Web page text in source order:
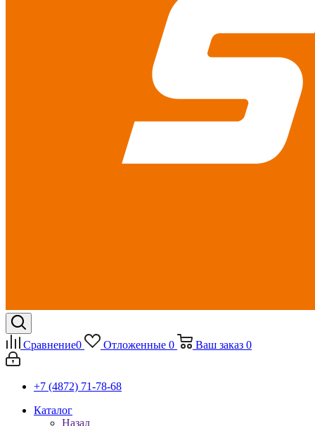
Сравнение0 Отложенные 0 Ваш заказ 0
+7 (4872) 71-78-68
Каталог
Назад